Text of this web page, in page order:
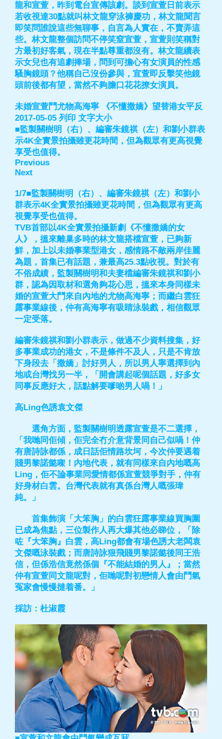
龍和宣萱，昨到電台宣傳該劇。談到宣萱日前表示
若收視達30點就叫林文龍穿泳褲慶功，林文龍聞言
即笑問誰說這些無聊事，自言為人實在，不賣弄這
些。林文龍整個訪問不停笑窒宣萱，宣萱則笑稱對
方最初好客氣，現在半點尊重都沒有。林文龍續表
示女兒也有追劇捧場，問到可擔心有女演員的性感
騷胸鏡頭？他稱自己沒份參與，宣萱即反擊笑他鏡
頭前後都有望，當然不夠膽口花花撩女演員。
未婚宣萱鬥尤物高海寧 《不懂撒嬌》望替港女平反
2017-05-05 列印 文字大小
■監製關樹明（右）、編審朱鏡祺（左）和劉小群表
示4K全實景拍攝雖更花時間，但為觀眾有更高視覺
享受也值得。
Previous
Next
1/7■監製關樹明（右）、編審朱鏡祺（左）和劉小
群表示4K全實景拍攝雖更花時間，但為觀眾有更高
視覺享受也值得。
TVB首部以4K全實景拍攝新劇《不懂撒嬌的女
人》，搵來離巢多時的林文龍搭檔宣萱，已夠新
鮮，加上以未婚事業型港女，感情路不敵兩岸佳麗
為題，首集已有話題，兼最高25.3點收視。對於有
不俗成績，監製關樹明和夫妻檔編審朱鏡祺和劉小
群，認為因取材和選角夠花心思，搵來本身同樣未
婚的宣萱大鬥來自內地的尤物高海寧；而繼白雲狂
露事業線後，仲有高海寧有吸睛泳裝戲，相信觀眾
一定受落。
編審朱鏡祺和劉小群表示，做過不少資料搜集，好
多事業成功的港女，不是條件不及人，只是不肯放
下身段去「撒嬌」討好男人，所以男人寧選擇到內
地或台灣找另一半，「開會講起呢個話題，好多女
同事反應好大，話點解要嗲啲男人喎！」
高Ling色誘袁文傑
選角方面，監製關樹明透露宣萱是不二選擇，
「我哋同佢傾，佢完全冇介意背景同自己似喎！仲
有唐詩詠都係，成日話佢情路坎坷，今次仲要遇着
賤男黎諾懿㗎！內地代表，就有同樣來自內地嘅高
Ling，佢不論事業同愛情都係宣萱競爭對手，仲有
好身材白雲。台灣代表就有真係台灣人嘅張瑋
純。」
首集飾演「大笨胸」的白雲狂露事業線買胸圍
已成為焦點，三位製作人再大爆其他必睇位，「除
咗『大笨胸』白雲，高Ling都會有場色誘大老闆袁
文傑嘅泳裝戲；而唐詩詠狠飛賤男黎諾懿後同王浩
信，但係浩信竟然係個『不能結婚的男人』；當然
仲有宣萱同文龍呢對，佢哋呢對初戀情人會由鬥氣
冤家會慢慢撻着番。」
採訪：杜淑霞